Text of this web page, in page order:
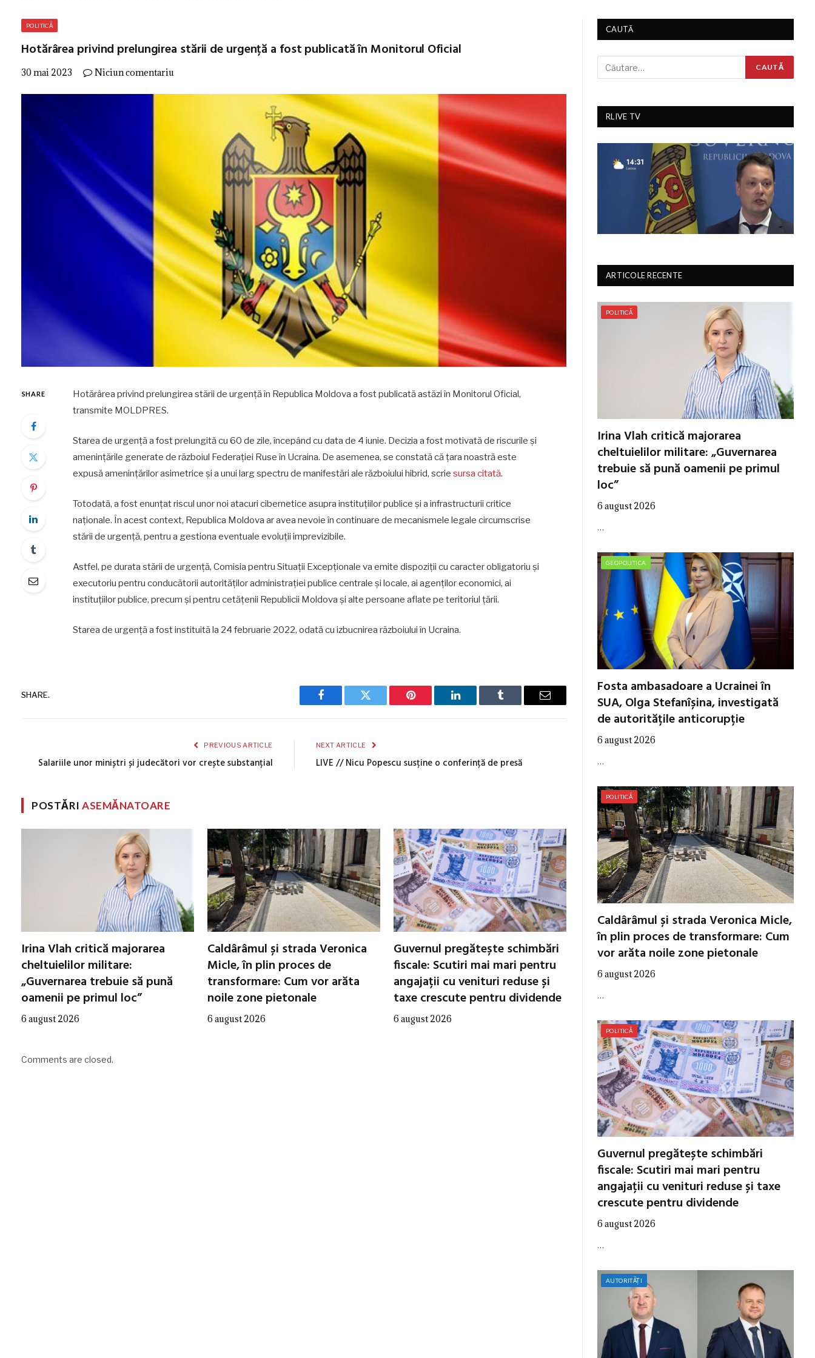
POLITICĂ
Hotărârea privind prelungirea stării de urgență a fost publicată în Monitorul Oficial
30 mai 2023 Niciun comentariu
SHARE
Hotărârea privind prelungirea stării de urgență în Republica Moldova a fost publicată astăzi în Monitorul Oficial,
transmite MOLDPRES.
Starea de urgență a fost prelungită cu 60 de zile, începând cu data de 4 iunie. Decizia a fost motivată de riscurile și
amenințările generate de războiul Federației Ruse în Ucraina. De asemenea, se constată că țara noastră este
expusă amenințărilor asimetrice și a unui larg spectru de manifestări ale războiului hibrid, scrie sursa citată.
Totodată, a fost enunțat riscul unor noi atacuri cibernetice asupra instituțiilor publice și a infrastructurii critice
naționale. În acest context, Republica Moldova ar avea nevoie în continuare de mecanismele legale circumscrise
stării de urgență, pentru a gestiona eventuale evoluții imprevizibile.
Astfel, pe durata stării de urgență, Comisia pentru Situații Excepționale va emite dispoziții cu caracter obligatoriu și
executoriu pentru conducătorii autorităților administrației publice centrale și locale, ai agenților economici, ai
instituțiilor publice, precum și pentru cetățenii Republicii Moldova și alte persoane aflate pe teritoriul țării.
Starea de urgență a fost instituită la 24 februarie 2022, odată cu izbucnirea războiului în Ucraina.
SHARE.
Facebook Twitter Pinterest LinkedIn Tumblr Email
PREVIOUS ARTICLE
Salariile unor miniștri și judecători vor crește substanțial
NEXT ARTICLE
LIVE // Nicu Popescu susține o conferință de presă
POSTĂRIASEMĂNATOARE
Irina Vlah critică majorarea
cheltuielilor militare:
„Guvernarea trebuie să pună
oamenii pe primul loc”
6 august 2026
Caldârâmul și strada Veronica
Micle, în plin proces de
transformare: Cum vor arăta
noile zone pietonale
6 august 2026
Guvernul pregătește schimbări
fiscale: Scutiri mai mari pentru
angajații cu venituri reduse și
taxe crescute pentru dividende
6 august 2026
Comments are closed.
CAUTĂ
RLIVE TV
ARTICOLE RECENTE
POLITICĂ
Irina Vlah critică majorarea
cheltuielilor militare: „Guvernarea
trebuie să pună oamenii pe primul
loc”
6 august 2026
…
GEOPOLITICA
Fosta ambasadoare a Ucrainei în
SUA, Olga Stefanîșina, investigată
de autoritățile anticorupție
6 august 2026
…
POLITICĂ
Caldârâmul și strada Veronica Micle,
în plin proces de transformare: Cum
vor arăta noile zone pietonale
6 august 2026
…
POLITICĂ
Guvernul pregătește schimbări
fiscale: Scutiri mai mari pentru
angajații cu venituri reduse și taxe
crescute pentru dividende
6 august 2026
…
AUTORITĂȚI